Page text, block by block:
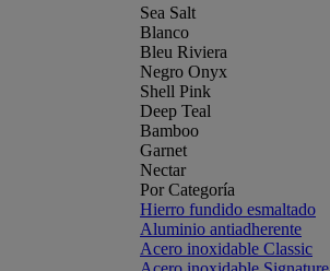
Sea Salt
Blanco
Bleu Riviera
Negro Onyx
Shell Pink
Deep Teal
Bamboo
Garnet
Nectar
Por Categoría
Hierro fundido esmaltado
Aluminio antiadherente
Acero inoxidable Classic